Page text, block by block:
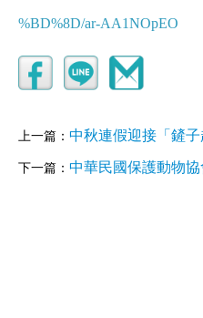
%BD%8D/ar-AA1NOpEO
上一篇： 中秋連假迎接「鏟子超人」
下一篇： 中華民國保護動物協會挺進花